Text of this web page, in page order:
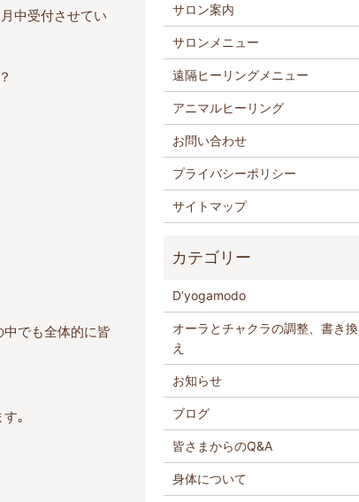
中受付させてい
でも全体的に皆
｡
サロン案内
サロンメニュー
遠隔ヒーリングメニュー
アニマルヒーリング
お問い合わせ
プライバシーポリシー
サイトマップ
D’yogamodo
オーラとチャクラの調整、書き換
え
お知らせ
ブログ
皆さまからのQ&A
身体について